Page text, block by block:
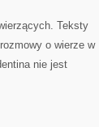
Teksty
o wierze w
nie jest